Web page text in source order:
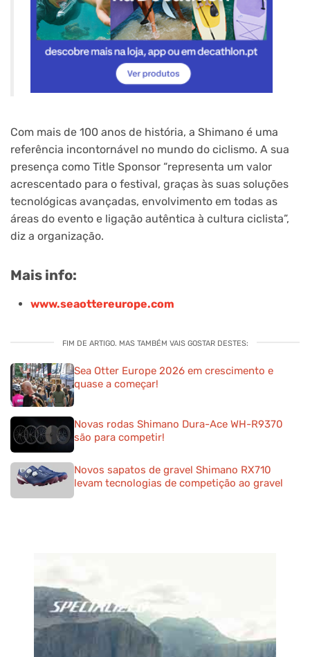
Com mais de 100 anos de história, a Shimano é uma
referência incontornável no mundo do ciclismo. A sua
presença como Title Sponsor “representa um valor
acrescentado para o festival, graças às suas soluções
tecnológicas avançadas, envolvimento em todas as
áreas do evento e ligação autêntica à cultura ciclista”,
diz a organização.
Mais info:
www.seaottereurope.com
FIM DE ARTIGO. MAS TAMBÉM VAIS GOSTAR DESTES:
Sea Otter Europe 2026 em crescimento e
quase a começar!
Novas rodas Shimano Dura-Ace WH-R9370
são para competir!
Novos sapatos de gravel Shimano RX710
levam tecnologias de competição ao gravel